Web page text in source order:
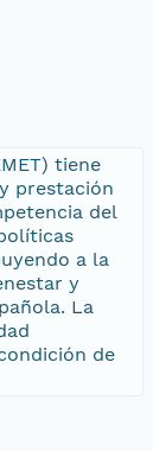
tiene
prestación
del
a la
y
La
de